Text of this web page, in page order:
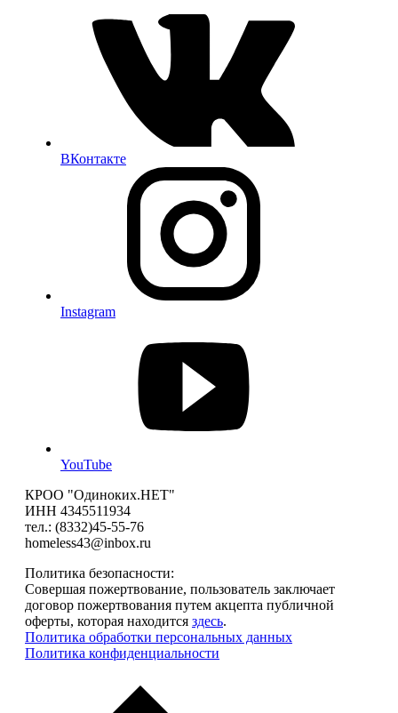
ВКонтакте
Instagram
YouTube
КРОО "Одиноких.НЕТ"
ИНН 4345511934
тел.: (8332)45-55-76
homeless43@inbox.ru
Политика безопасности:
Совершая пожертвование, пользователь заключает
договор пожертвования путем акцепта публичной
оферты, которая находится здесь.
Политика обработки персональных данных
Политика конфиденциальности